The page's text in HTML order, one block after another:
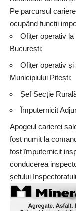
Pe parcursul
ocupând funcții
Ofițer operativ la
București;
Ofițer operativ
Municipiului Pitești;
Șef Secție
Împuternicit
Apogeul carierei
fost numit la
fost împuternicit
conducerea
șefului